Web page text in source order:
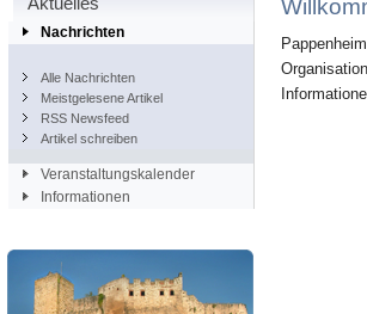
Nachrichten
Alle Nachrichten
Meistgelesene Artikel
RSS Newsfeed
Artikel schreiben
Veranstaltungskalender
Informationen